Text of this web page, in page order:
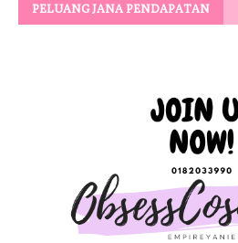
PELUANG JANA PENDAPATAN